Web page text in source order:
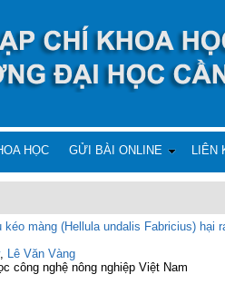
HỌC GỬI BÀI ONLINE LIÊN
kéo màng (Hellula undalis Fabricius) hại
, Lê Văn Vàng
công nghệ nông nghiệp Việt Nam